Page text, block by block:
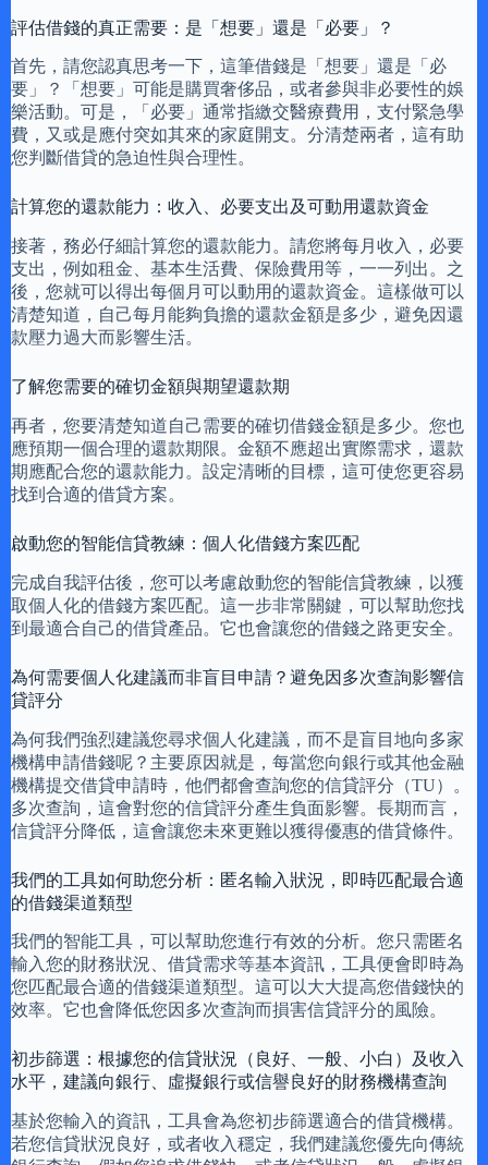
評估借錢的真正需要：是「想要」還是「必要」？
首先，請您認真思考一下，這筆借錢是「想要」還是「必
要」？「想要」可能是購買奢侈品，或者參與非必要性的娛
樂活動。可是，「必要」通常指繳交醫療費用，支付緊急學
費，又或是應付突如其來的家庭開支。分清楚兩者，這有助
您判斷借貸的急迫性與合理性。
計算您的還款能力：收入、必要支出及可動用還款資金
接著，務必仔細計算您的還款能力。請您將每月收入，必要
支出，例如租金、基本生活費、保險費用等，一一列出。之
後，您就可以得出每個月可以動用的還款資金。這樣做可以
清楚知道，自己每月能夠負擔的還款金額是多少，避免因還
款壓力過大而影響生活。
了解您需要的確切金額與期望還款期
再者，您要清楚知道自己需要的確切借錢金額是多少。您也
應預期一個合理的還款期限。金額不應超出實際需求，還款
期應配合您的還款能力。設定清晰的目標，這可使您更容易
找到合適的借貸方案。
啟動您的智能信貸教練：個人化借錢方案匹配
完成自我評估後，您可以考慮啟動您的智能信貸教練，以獲
取個人化的借錢方案匹配。這一步非常關鍵，可以幫助您找
到最適合自己的借貸產品。它也會讓您的借錢之路更安全。
為何需要個人化建議而非盲目申請？避免因多次查詢影響信
貸評分
為何我們強烈建議您尋求個人化建議，而不是盲目地向多家
機構申請借錢呢？主要原因就是，每當您向銀行或其他金融
機構提交借貸申請時，他們都會查詢您的信貸評分（TU）。
多次查詢，這會對您的信貸評分產生負面影響。長期而言，
信貸評分降低，這會讓您未來更難以獲得優惠的借貸條件。
我們的工具如何助您分析：匿名輸入狀況，即時匹配最合適
的借錢渠道類型
我們的智能工具，可以幫助您進行有效的分析。您只需匿名
輸入您的財務狀況、借貸需求等基本資訊，工具便會即時為
您匹配最合適的借錢渠道類型。這可以大大提高您借錢快的
效率。它也會降低您因多次查詢而損害信貸評分的風險。
初步篩選：根據您的信貸狀況（良好、一般、小白）及收入
水平，建議向銀行、虛擬銀行或信譽良好的財務機構查詢
基於您輸入的資訊，工具會為您初步篩選適合的借貸機構。
若您信貸狀況良好，或者收入穩定，我們建議您優先向傳統